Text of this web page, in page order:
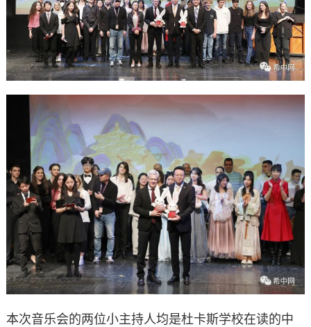
本次音乐会的两位小主持人均是杜卡斯学校在读的中